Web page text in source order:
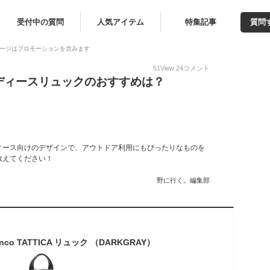
受付中の質問 人気アイテム 特集記事 質問
ジはプロモーションを含みます
51View 24コメント
ースリュックのおすすめは？
ス向けのデザインで、アウトドア利用にもぴったりなものを
てください！
野に行く。編集部
TATTICA リュック （DARKGRAY）